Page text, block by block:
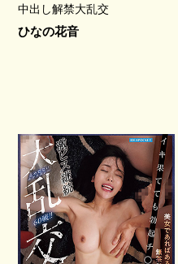
中出し解禁大乱交
ひなの花音